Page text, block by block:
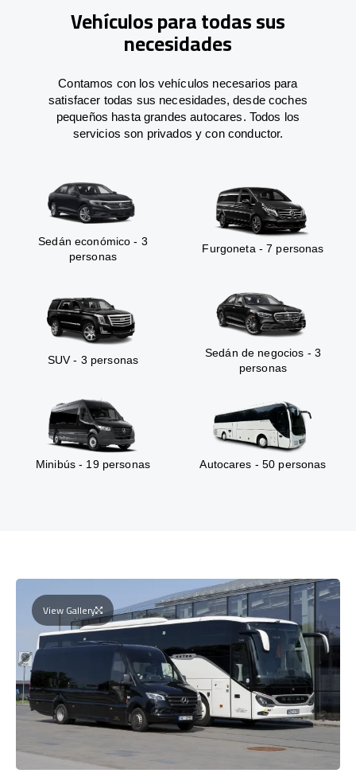
Vehículos para todas sus
necesidades
Contamos con los vehículos necesarios para
satisfacer todas sus necesidades, desde coches
pequeños hasta grandes autocares. Todos los
servicios son privados y con conductor.
Sedán económico - 3
personas
Furgoneta - 7 personas
SUV - 3 personas
Sedán de negocios - 3
personas
Minibús - 19 personas Autocares - 50 personas
View Gallery